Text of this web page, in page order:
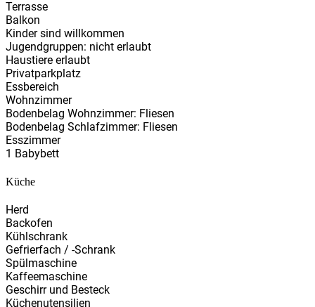
Terrasse
Balkon
Kinder sind willkommen
Jugendgruppen: nicht erlaubt
Haustiere erlaubt
Privatparkplatz
Essbereich
Wohnzimmer
Bodenbelag Wohnzimmer: Fliesen
Bodenbelag Schlafzimmer: Fliesen
Esszimmer
1 Babybett
Küche
Herd
Backofen
Kühlschrank
Gefrierfach / -Schrank
Spülmaschine
Kaffeemaschine
Geschirr und Besteck
Küchenutensilien